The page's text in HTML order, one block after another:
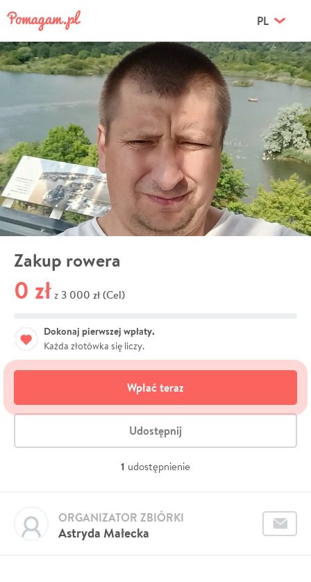
PL
Zakup rowera
0 zł z 3 000 zł (Cel)
Dokonaj pierwszej wpłaty.
Każda złotówka się liczy.
Wpłać teraz
Udostępnij
1 udostępnienie
Astryda Małecka
ORGANIZATOR ZBIÓRKI